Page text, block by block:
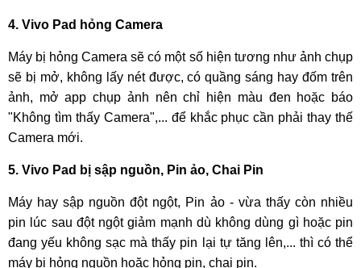
một con số khá ấn tượng. Đi kèm với đó, Vivo Pad được
3.1 Gen1.
Camera kép sắc nét
Vivo Pad có thiêt lập camera kép phía sau của máy gồm ống
kính chính độ phân giải 13MP và ống kính góc rộng độ phân
giải 8MP. Mặt trước với camera selfie độ phân giải 8MP và
cảm biến 3D ToF. Hệ thống camera này giúp cho Vivo Pad
có thể đáp ứng tốt nhu cầu nhiếp ảnh cũng như làm việc
4. Vivo Pad hỏng Camera
Máy bị hỏng Camera sẽ có một số hiện tương như ảnh chụp
sẽ bị mở, không lấy nét được, có quầng sáng hay đốm trên
ảnh, mở app chụp ảnh nên chỉ hiện màu đen hoặc báo
"Không tìm thấy Camera",... để khắc phục cần phải thay thế
Camera mới.
5. Vivo Pad bị sập nguồn, Pin ảo, Chai Pin
Máy hay sập nguồn đột ngột, Pin ảo - vừa thấy còn nhiều
pin lúc sau đột ngột giảm mạnh dù không dùng gì hoặc pin
đang yếu không sạc mà thấy pin lại tự tăng lên,... thì có thể
máy bị hỏng nguồn hoặc hỏng pin, chai pin.